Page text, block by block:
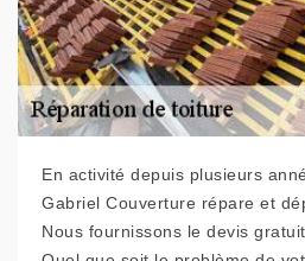
En activité depuis plusieurs
Gabriel Couverture répare et
Nous fournissons le devis